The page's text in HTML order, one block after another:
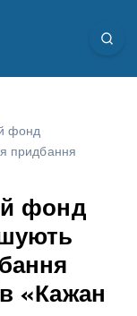
фонд
придбання
фонд
«Кажан